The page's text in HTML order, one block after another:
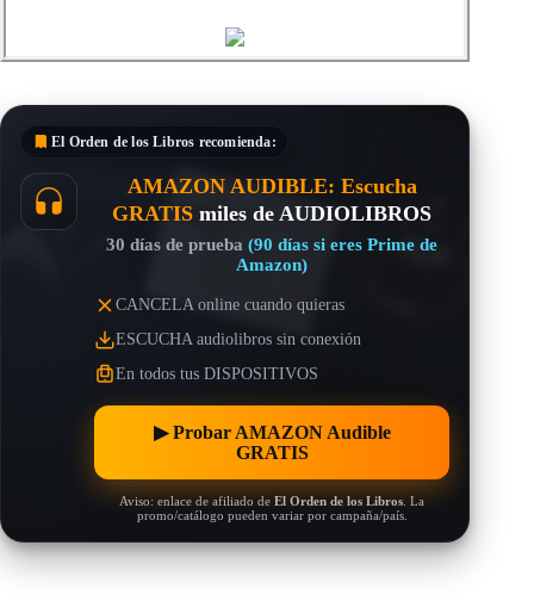
El Orden de los Libros recomienda:
AMAZON AUDIBLE: Escucha
GRATIS miles de AUDIOLIBROS
30 días de prueba(90 días si eres Prime de
Amazon)
CANCELA online cuando quieras
ESCUCHA audiolibros sin conexión
En todos tus DISPOSITIVOS
▶︎ Probar AMAZON Audible
GRATIS
Aviso: enlace de afiliado deEl Orden de los Libros . La
promo/catálogo pueden variar por campaña/país.